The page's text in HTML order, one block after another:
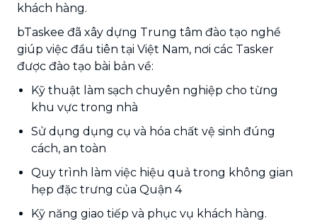
khách hàng.
bTaskee đã xây dựng Trung tâm đào tạo nghề
giúp việc đầu tiên tại Việt Nam, nơi các Tasker
được đào tạo bài bản về:
Kỹ thuật làm sạch chuyên nghiệp cho từng
khu vực trong nhà
Sử dụng dụng cụ và hóa chất vệ sinh đúng
cách, an toàn
Quy trình làm việc hiệu quả trong không gian
hẹp đặc trưng của Quận 4
Kỹ năng giao tiếp và phục vụ khách hàng.